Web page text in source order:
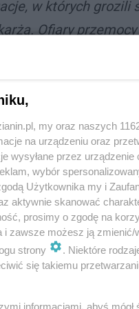
w których grozili
Ofiary przemocy
kobiety
zatrzymani
Rudzie Śląskiej. -
przesłuchali
obaj
znęcał się
się psychicznie nad
my oraz naszych
na urządzeniu oraz
wysyłane przez
wybór
Użytkownika my i
aktywnie skanować
prosimy o zgodę na
i zawsze możesz ją
strony
. Niektóre
się takiemu
informacjami, abyś